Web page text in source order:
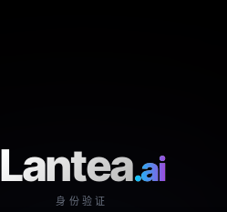
Lantea.ai
身份验证